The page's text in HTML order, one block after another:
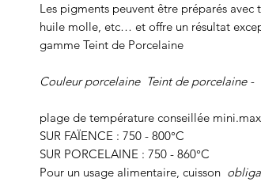
Les pigments peuvent être préparés avec
huile molle, etc… et offre un résultat
gamme Teint de Porcelaine
Couleur porcelaine Teint de porcelaine -
plage de température conseillée
SUR FAÏENCE : 750 - 800°C
SUR PORCELAINE : 750 - 860°C
Pour un usage alimentaire, cuisson